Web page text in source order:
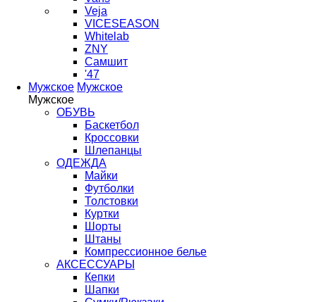
Veja
VICESEASON
Whitelab
ZNY
Самшит
'47
Мужское Мужское
Мужское
ОБУВЬ
Баскетбол
Кроссовки
Шлепанцы
ОДЕЖДА
Майки
Футболки
Толстовки
Куртки
Шорты
Штаны
Компрессионное белье
АКСЕССУАРЫ
Кепки
Шапки